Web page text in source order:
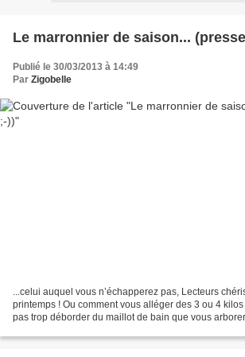
Le marronnier de saison...
Publié le 30/03/2013 à 14:49
Par Zigobelle
...celui auquel vous n’échapperez pas, Lecteurs
printemps ! Ou comment vous alléger des 3 ou 4
pas trop déborder du maillot de bain que vous